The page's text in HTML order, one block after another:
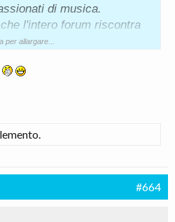
di musica.
l'intero forum riscontra
In questo
molto più tempo di me,
reso conto.
partecipanti a questo
funzionare!
per allargare...
#664